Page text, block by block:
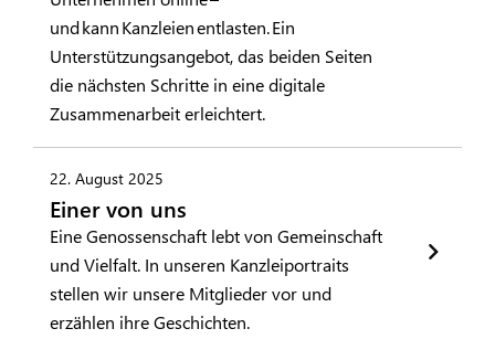
und kann Kanzleien entlasten. Ein
Unterstützungsangebot, das beiden Seiten
die nächsten Schritte in eine digitale
Zusammenarbeit erleichtert.
22. August 2025
Einer von uns
Eine Genossenschaft lebt von Gemeinschaft
und Vielfalt. In unseren Kanzleiportraits
stellen wir unsere Mitglieder vor und
erzählen ihre Geschichten.